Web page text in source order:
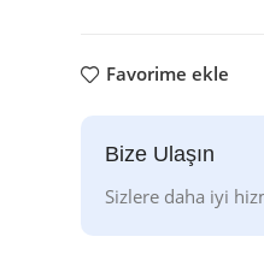
Favorime ekle
Bize Ulaşın
Sizlere daha iyi